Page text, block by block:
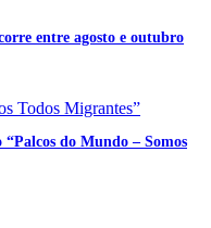
entre agosto e outubro
“Palcos do Mundo – Somos